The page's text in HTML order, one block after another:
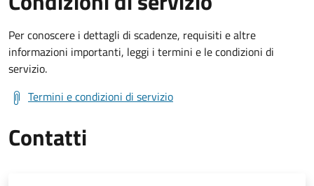
Per conoscere i dettagli di scadenze, requisiti e altre
informazioni importanti, leggi i termini e le condizioni di
servizio.
Termini e condizioni di servizio
Contatti